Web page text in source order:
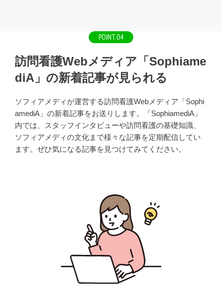
POINT.04
訪問看護Webメディア「Sophiame
diA」の新着記事が見られる
ソフィアメディが運営する訪問看護Webメディア「Sophi
amediA」の新着記事をお送りします。「SophiamediA」
内では、スタッフインタビューや訪問看護の基礎知識、
ソフィアメディの文化まで様々な記事を定期配信してい
ます。ぜひ気になる記事を見つけてみてください。